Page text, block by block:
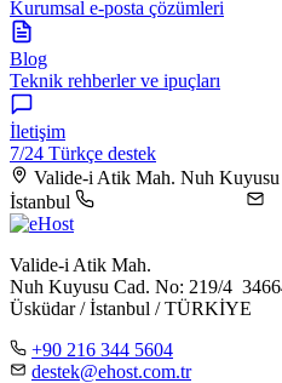
Kurumsal e-posta çözümleri
Blog
Teknik rehberler ve ipuçları
İletişim
7/24 Türkçe destek
Valide-i Atik Mah. Nuh
İstanbul
Valide-i Atik Mah.
Nuh Kuyusu Cad. No: 219/4
Üsküdar / İstanbul / TÜRKİYE
+90 216 344 5604
destek@ehost.com.tr